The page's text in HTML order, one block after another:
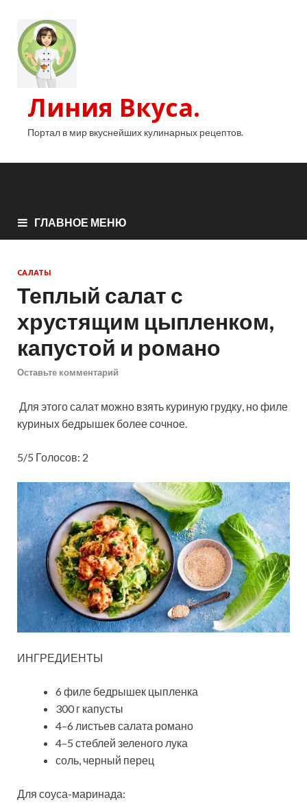
Линия Вкуса.
Портал в мир вкуснейших кулинарных рецептов.
ГЛАВНОЕ МЕНЮ
САЛАТЫ
Теплый салат с
хрустящим цыпленком,
капустой и романо
Оставьте комментарий
Для этого салат можно взять куриную грудку, но филе
куриных бедрышек более сочное.
5/5 Голосов: 2
ИНГРЕДИЕНТЫ
6 филе бедрышек цыпленка
300 г капусты
4–6 листьев салата романо
4–5 стеблей зеленого лука
соль, черный перец
Для соуса-маринада: